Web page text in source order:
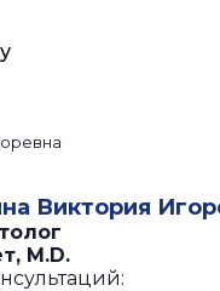
Виктория
, M.D.